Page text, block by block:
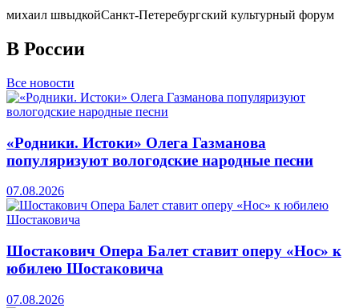
михаил швыдкойСанкт-Петеребургский культурный форум
В России
Все новости
«Родники. Истоки» Олега Газманова
популяризуют вологодские народные песни
07.08.2026
Шостакович Опера Балет ставит оперу «Нос» к
юбилею Шостаковича
07.08.2026